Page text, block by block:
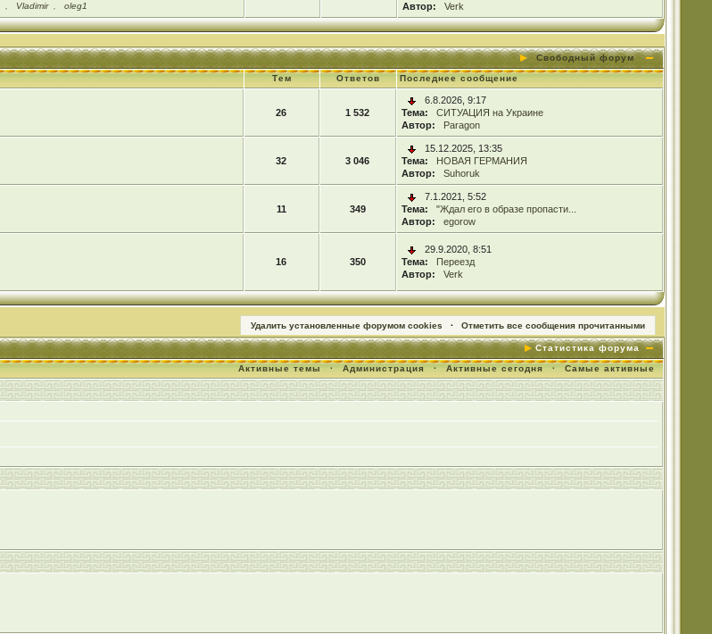
Vladimir oleg1
Автор:
Verk
Свободный форум
Тем Ответов Последнее сообщение
26 1 532
6.8.2026, 9:17
Тема:
СИТУАЦИЯ на Украине
Автор:
Paragon
32 3 046
15.12.2025, 13:35
Тема:
НОВАЯ ГЕРМАНИЯ
Автор:
Suhoruk
11 349
7.1.2021, 5:52
Тема:
"Ждал его в образе пропасти...
Автор:
egorow
16 350
29.9.2020, 8:51
Тема:
Переезд
Автор:
Verk
Удалить установленные форумом cookies · Отметить все сообщения прочитанными
Статистика форума
Активные темы · Администрация · Активные сегодня · Самые активные